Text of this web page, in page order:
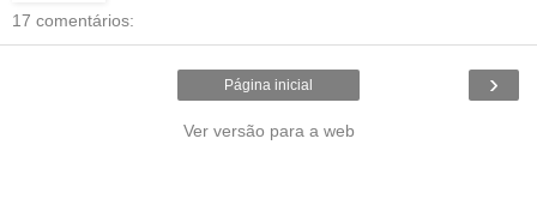
17 comentários:
›
Página inicial
Ver versão para a web